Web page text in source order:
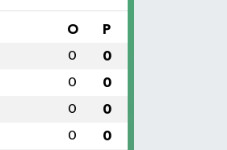
O P
0 0
0 0
0 0
0 0